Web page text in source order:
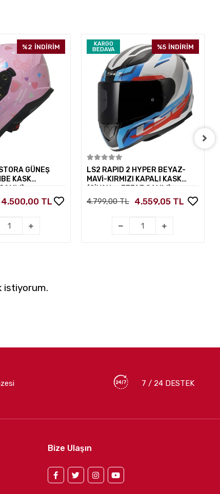
%2 İNDİRİM
GÜNEŞ
KASK
4.500,00 TL
KARGO
BEDAVA
%5 İNDİRİM
LS2 RAPID 2 HYPER BEYAZ-
MAVİ-KIRMIZI KAPALI KASK
(SİYAH+ŞEFFAF CAMLI)
4.799,00 TL 4.559,05 TL
istiyorum.
7 / 24 DESTEK
Bize Ulaşın